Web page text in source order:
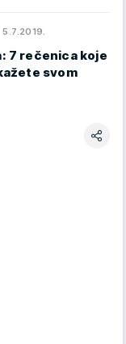
5.7.2019.
7 rečenica koje
svom